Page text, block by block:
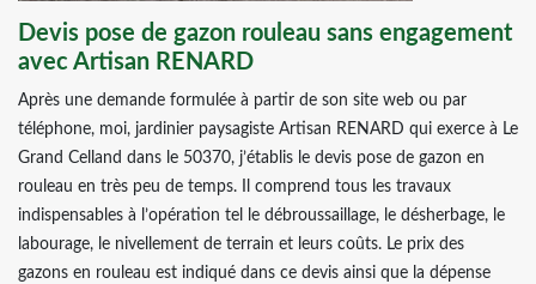
Devis pose de gazon rouleau sans engagement
avec Artisan RENARD
Après une demande formulée à partir de son site web ou par
téléphone, moi, jardinier paysagiste Artisan RENARD qui exerce à Le
Grand Celland dans le 50370, j’établis le devis pose de gazon en
rouleau en très peu de temps. Il comprend tous les travaux
indispensables à l’opération tel le débroussaillage, le désherbage, le
labourage, le nivellement de terrain et leurs coûts. Le prix des
gazons en rouleau est indiqué dans ce devis ainsi que la dépense